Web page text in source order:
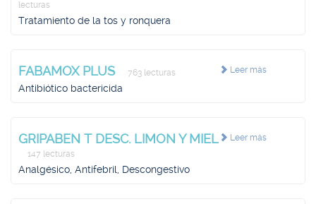
lecturas
Tratamiento de la tos y ronquera
Leer más
FABAMOX PLUS 763 lecturas
Antibiótico bactericida
Leer más
GRIPABEN T DESC. LIMON Y MIEL
147 lecturas
Analgésico, Antifebril, Descongestivo